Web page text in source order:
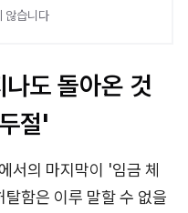
않습니다
도 돌아온 것
절'
서의 마지막이 '임금 체
함은 이루 말할 수 없을